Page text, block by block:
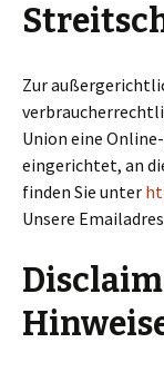
Zur
Union eine
eingerichtet, an
finden Sie unter
Unsere